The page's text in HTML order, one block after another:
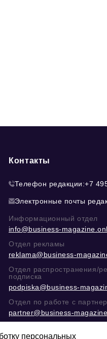
Контакты
Телефон редакции:+7
Электронные почты
Информационный отдел
info@business-
Отдел рекламы
reklama@business-
Отдел распространения/
подписка
podpiska@business-
Отдел по работе с
partner@business-
@mazovилиMAX
персональных